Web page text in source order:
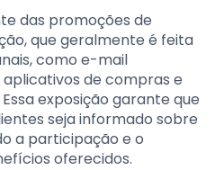
das promoções de
que geralmente é feita
como e-mail
de compras e
exposição garante que
seja informado sobre
a participação e o
oferecidos.